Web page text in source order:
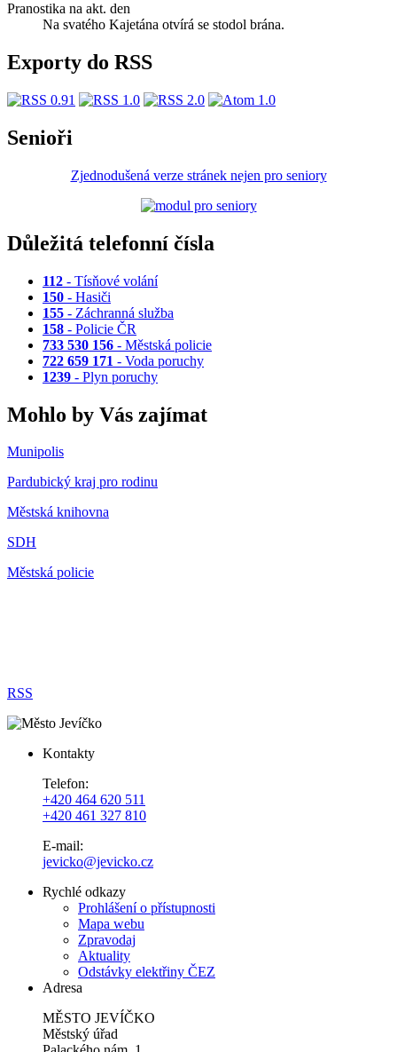
Pranostika na akt. den
Na svatého Kajetána otvírá se stodol brána.
Exporty do RSS
Senioři
Zjednodušená verze stránek nejen pro seniory
Důležitá telefonní čísla
112 - Tísňové volání
150 - Hasiči
155 - Záchranná služba
158 - Policie ČR
733 530 156 - Městská policie
722 659 171 - Voda poruchy
1239 - Plyn poruchy
Mohlo by Vás zajímat
Munipolis
Pardubický kraj pro rodinu
Městská knihovna
SDH
Městská policie
RSS
Kontakty
Telefon:
+420 464 620 511
+420 461 327 810
E-mail:
jevicko@jevicko.cz
Rychlé odkazy
Prohlášení o přístupnosti
Mapa webu
Zpravodaj
Aktuality
Odstávky elektřiny ČEZ
Adresa
MĚSTO JEVÍČKO
Městský úřad